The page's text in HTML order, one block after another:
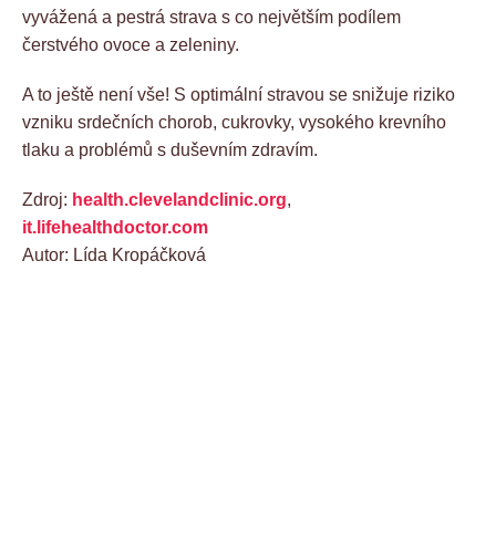
vyvážená a pestrá strava s co největším podílem
čerstvého ovoce a zeleniny.
A to ještě není vše! S optimální stravou se snižuje riziko
vzniku srdečních chorob, cukrovky, vysokého krevního
tlaku a problémů s duševním zdravím.
Zdroj: health.clevelandclinic.org,
it.lifehealthdoctor.com
Autor: Lída Kropáčková